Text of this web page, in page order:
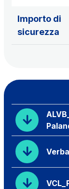
Importo di
sicurezza